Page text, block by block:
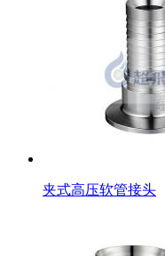
夹式高压软管接头